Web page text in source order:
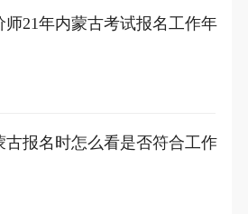
21年内蒙古考试报名工作年
古报名时怎么看是否符合工作